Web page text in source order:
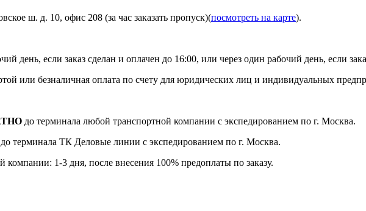
ш. д. 10, офис 208 (за час заказать пропуск)(посмотреть на карте).
день, если заказ сделан и оплачен до 16:00, или через один рабочий день, если
или безналичная оплата по счету для юридических лиц и индивидуальных
до терминала любой транспортной компании с экспедированием по г. Москва.
до терминала ТК Деловые линии с экспедированием по г. Москва.
компании: 1-3 дня, после внесения 100% предоплаты по заказу.